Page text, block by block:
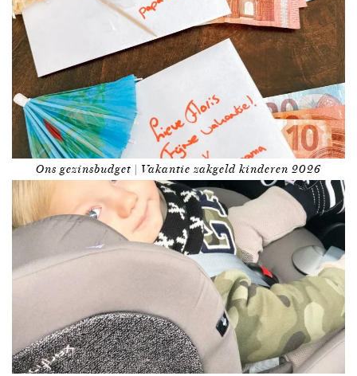
Ons gezinsbudget | Vakantie zakgeld kinderen 2026